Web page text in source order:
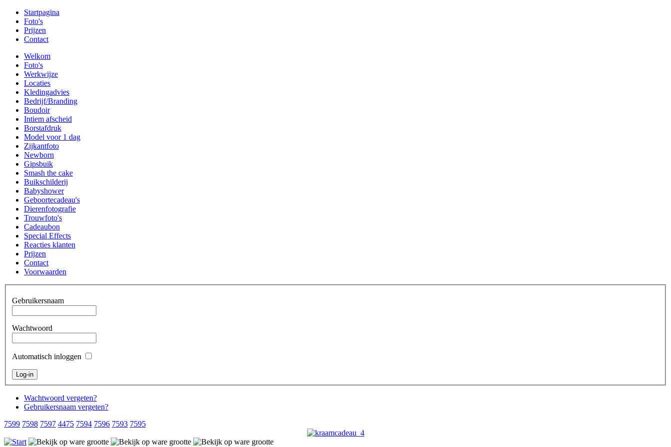
Startpagina
Foto's
Prijzen
Contact
Welkom
Foto's
Werkwijze
Locaties
Kledingadvies
Bedrijf/Branding
Boudoir
Intiem afscheid
Borstafdruk
Model voor 1 dag
Zijkantfoto
Newborn
Gipsbuik
Smash the cake
Buikschilderij
Babyshower
Geboortecadeau's
Dierenfotografie
Trouwfoto's
Cadeaubon
Special Effects
Reacties klanten
Prijzen
Contact
Voorwaarden
Gebruikersnaam
Wachtwoord
Automatisch inloggen
Wachtwoord vergeten?
Gebruikersnaam vergeten?
7599 7598 7597 4475 7594 7596 7593 7595